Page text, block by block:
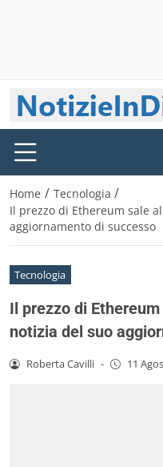
Home / Tecnologia /
Il prezzo di Ethereum sale
aggiornamento di successo
Tecnologia
Il prezzo di
notizia del suo
Roberta Cavilli - 11